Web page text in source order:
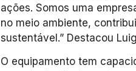
ações. Somos uma
no meio ambiente,
sustentável.” Destacou
O equipamento tem